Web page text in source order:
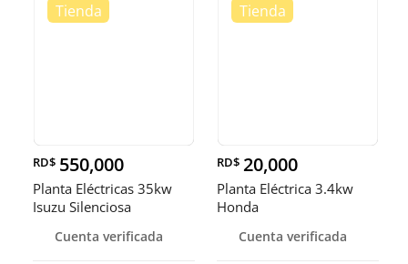
RD$ 550,000
Planta Eléctricas 35kw
Isuzu Silenciosa
Cuenta verificada
RD$ 20,000
Planta Eléctrica 3.4kw
Honda
Cuenta verificada